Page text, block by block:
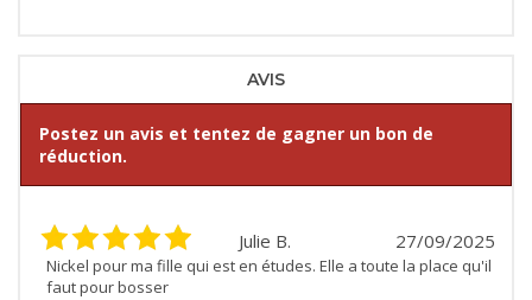
AVIS
Postez un avis et tentez de gagner un bon de
réduction.
27/09/2025
Julie B.
Nickel pour ma fille qui est en études. Elle a toute la place qu'il
faut pour bosser